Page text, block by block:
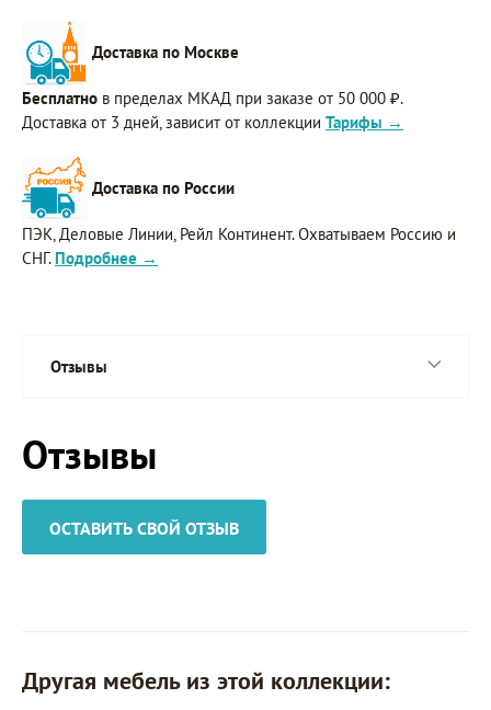
Доставка по Москве
Бесплатно в пределах МКАД при заказе от 50 000 ₽.
Доставка от 3 дней, зависит от коллекции Тарифы →
Доставка по России
ПЭК, Деловые Линии, Рейл Континент. Охватываем Россию и
СНГ. Подробнее →
Отзывы
Отзывы
ОСТАВИТЬ СВОЙ ОТЗЫВ
Другая мебель из этой коллекции: